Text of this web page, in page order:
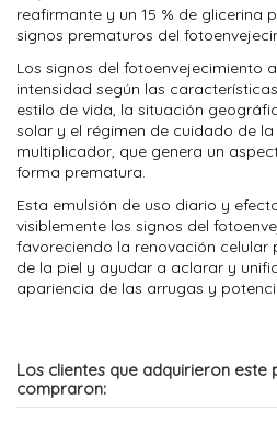
reafirmante y un 15 % de glicerina
signos prematuros del
Los signos del fotoenvejecimiento
intensidad según las
estilo de vida, la situación
solar y el régimen de cuidado de
multiplicador, que genera un
forma prematura.
Esta emulsión de uso diario y
visiblemente los signos del
favoreciendo la renovación celular
de la piel y ayudar a aclarar y
apariencia de las arrugas y
Los clientes que adquirieron este
compraron: